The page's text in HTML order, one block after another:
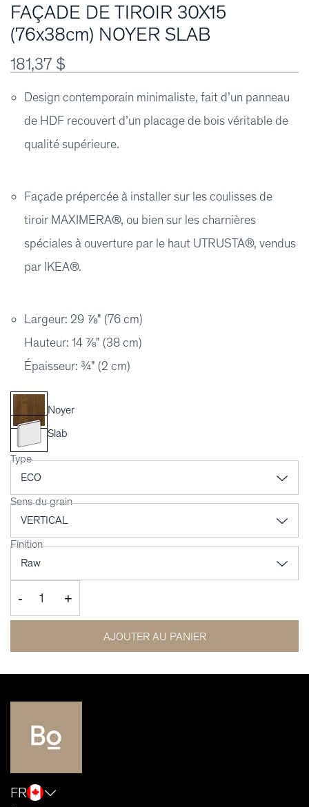
FAÇADE DE TIROIR 30X15
(76x38cm) NOYER SLAB
181,37 $
Design contemporain minimaliste, fait d’un panneau
de HDF recouvert d’un placage de bois véritable de
qualité supérieure.
Façade prépercée à installer sur les coulisses de
tiroir MAXIMERA®, ou bien sur les charnières
spéciales à ouverture par le haut UTRUSTA®, vendus
par IKEA®.
Largeur: 29 ⅞" (76 cm)
Hauteur: 14 ⅞" (38 cm)
Épaisseur: ¾" (2 cm)
Noyer
Slab
Type
Sens du grain
Finition
- +
AJOUTER AU PANIER
FR